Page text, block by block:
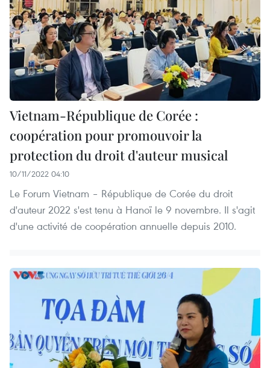
Vietnam-République de Corée :
coopération pour promouvoir la
protection du droit d'auteur musical
10/11/2022 04:10
Le Forum Vietnam – République de Corée du droit
d'auteur 2022 s'est tenu à Hanoï le 9 novembre. Il s'agit
d'une activité de coopération annuelle depuis 2010.